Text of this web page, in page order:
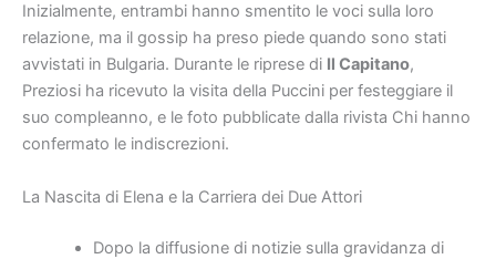
Inizialmente, entrambi hanno smentito le voci sulla loro
relazione, ma il gossip ha preso piede quando sono stati
avvistati in Bulgaria. Durante le riprese di Il Capitano,
Preziosi ha ricevuto la visita della Puccini per festeggiare il
suo compleanno, e le foto pubblicate dalla rivista Chi hanno
confermato le indiscrezioni.
La Nascita di Elena e la Carriera dei Due Attori
Dopo la diffusione di notizie sulla gravidanza di